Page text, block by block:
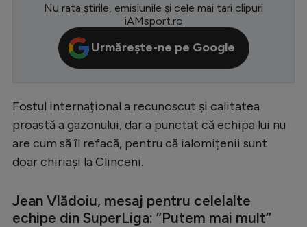
Premier League
LaLiga
Serie A
Ligue 1
Campionate
Starurile fotbalului
EURO 2024
Stranieri
Nu rata știrile, emisiunile și cele mai tari clipuri
iAMsport.ro
Urmărește-ne pe Google
Fostul internațional a recunoscut și calitatea
proastă a gazonului, dar a punctat că echipa lui nu
are cum să îl refacă, pentru că ialomițenii sunt
doar chiriași la Clinceni.
Jean Vlădoiu, mesaj pentru celelalte
echipe din SuperLiga: ”Putem mai mult”